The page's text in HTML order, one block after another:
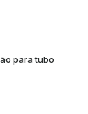
para tubo